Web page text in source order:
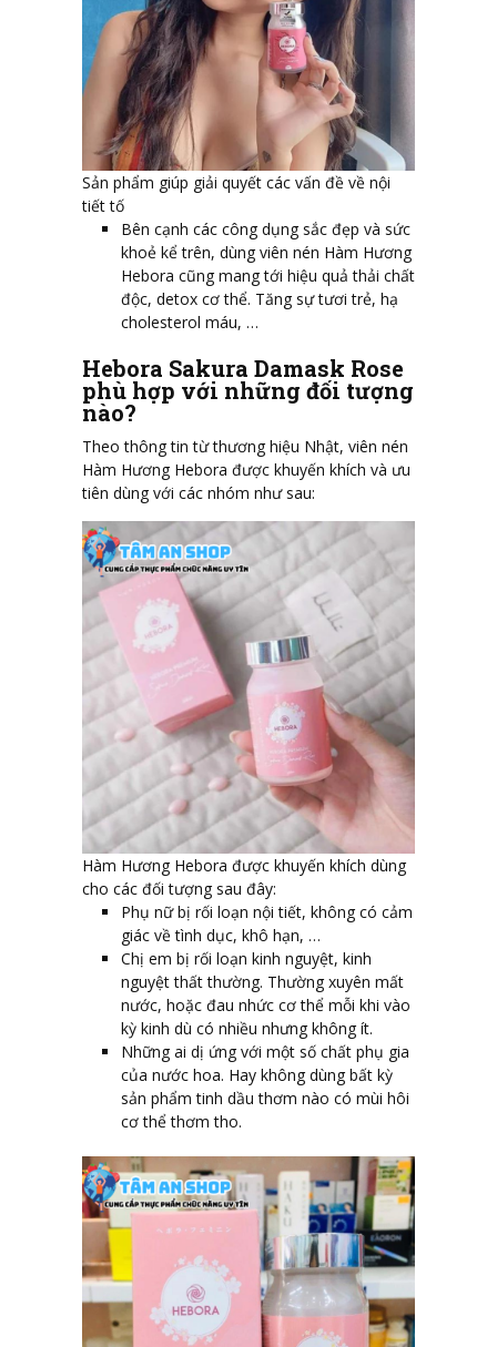
Sản phẩm giúp giải quyết các vấn đề về nội
tiết tố
Bên cạnh các công dụng sắc đẹp và sức
khoẻ kể trên, dùng viên nén Hàm Hương
Hebora cũng mang tới hiệu quả thải chất
độc, detox cơ thể. Tăng sự tươi trẻ, hạ
cholesterol máu, …
Hebora Sakura Damask Rose
phù hợp với những đối tượng
nào?
Theo thông tin từ thương hiệu Nhật, viên nén
Hàm Hương Hebora được khuyến khích và ưu
tiên dùng với các nhóm như sau:
Hàm Hương Hebora được khuyến khích dùng
cho các đối tượng sau đây:
Phụ nữ bị rối loạn nội tiết, không có cảm
giác về tình dục, khô hạn, …
Chị em bị rối loạn kinh nguyệt, kinh
nguyệt thất thường. Thường xuyên mất
nước, hoặc đau nhức cơ thể mỗi khi vào
kỳ kinh dù có nhiều nhưng không ít.
Những ai dị ứng với một số chất phụ gia
của nước hoa. Hay không dùng bất kỳ
sản phẩm tinh dầu thơm nào có mùi hôi
cơ thể thơm tho.